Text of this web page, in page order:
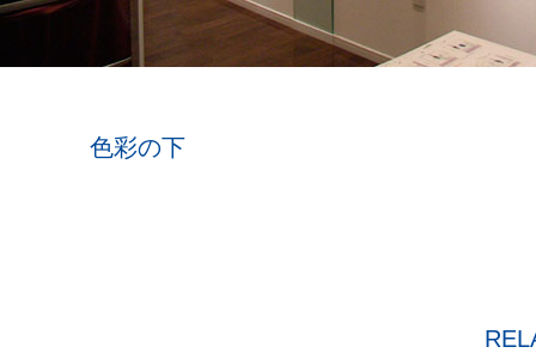
色彩の下